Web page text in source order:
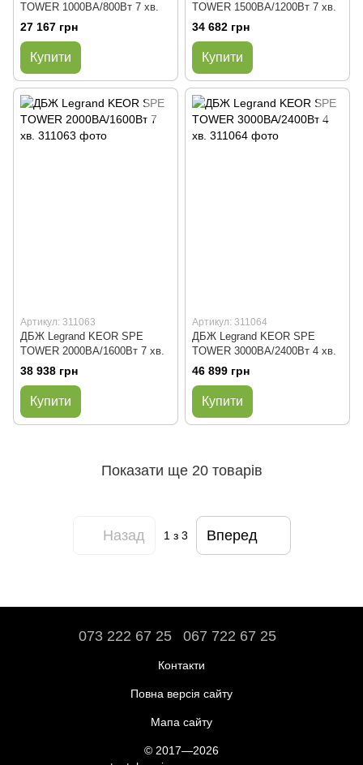
TOWER 1000BA/800Вт 7 хв.
27 167 грн
Купити
TOWER 1500BA/1200Вт 7 хв.
34 682 грн
Купити
Артикул: 311063
ДБЖ Legrand KEOR SPE
TOWER 2000BA/1600Вт 7 хв.
38 938 грн
Купити
Артикул: 311064
ДБЖ Legrand KEOR SPE
TOWER 3000BA/2400Вт 4 хв.
46 899 грн
Купити
Показати ще 20 товарів
Назад 1з 3 Вперед
073 222 67 25 067 722 67 25
Контакти
Повна версія сайту
Мапа сайту
© 2017—2026